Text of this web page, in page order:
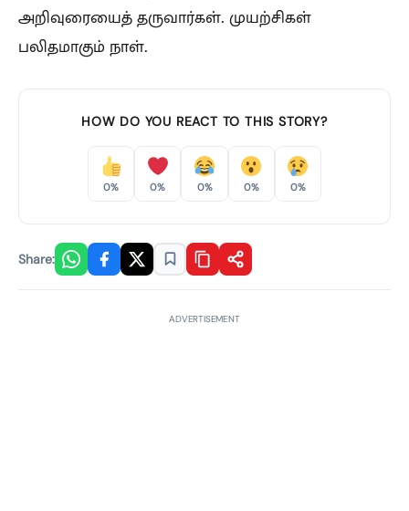
அறிவுரையைத் தருவார்கள். முயற்சிகள்
பலிதமாகும் நாள்.
HOW DO YOU REACT TO THIS STORY?
0% 0% 0% 0% 0%
Share:
ADVERTISEMENT